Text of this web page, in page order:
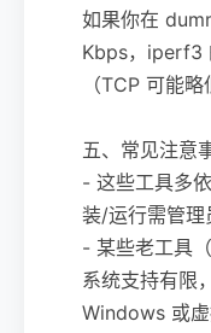
如果你在
Kbps，iperf3
（TCP 可能略
五、常见注意
- 这些工具多
装/运行需管理
- 某些老工具
系统支持有限
Windows 或虚